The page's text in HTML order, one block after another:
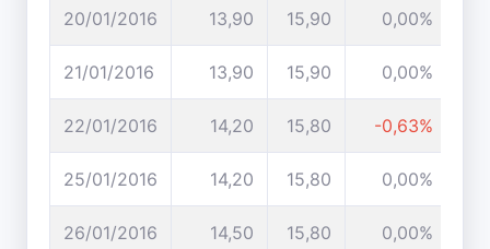
20/01/2016 13,90 15,90 0,00%
21/01/2016 13,90 15,90 0,00%
22/01/2016 14,20 15,80 -0,63%
25/01/2016 14,20 15,80 0,00%
26/01/2016 14,50 15,80 0,00%